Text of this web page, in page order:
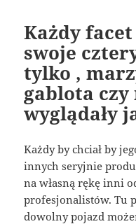
Każdy
swoje
tylko ,
gablota
wyglądały
Każdy by chciał by
innych seryjnie
na własną rękę inni
profesjonalistów. Tu
dowolny pojazd